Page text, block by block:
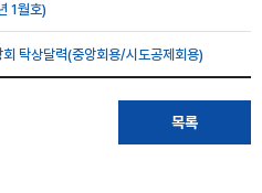
1월호)
탁상달력(중앙회용/시도공제회용)
목록